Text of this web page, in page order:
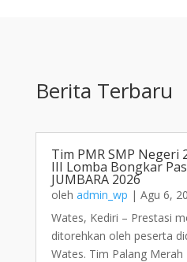
Berita Terbaru
Tim PMR SMP Negeri
III Lomba Bongkar
JUMBARA 2026
oleh admin_wp | Agu 6,
Wates, Kediri – Prestasi
ditorehkan oleh peserta
Wates. Tim Palang Merah